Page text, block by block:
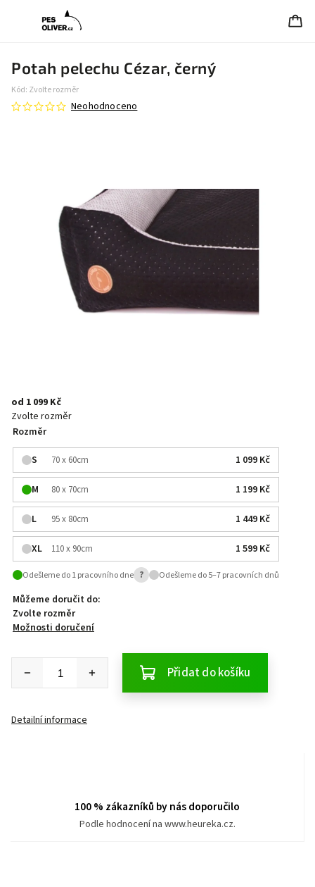
Potah pelechu Cézar, černý
Kód: Zvolte rozměr
Neohodnoceno
od 1 099 Kč
Zvolte rozměr
Rozměr
S
70 x 60cm 1 099 Kč
M 80 x 70cm 1 199 Kč
L 95 x 80cm 1 449 Kč
XL 110 x 90cm 1 599 Kč
Odešleme do 1 pracovního dne ? Odešleme do 5–7 pracovních dnů
Můžeme doručit do:
Zvolte rozměr
Možnosti doručení
Přidat do košíku
Detailní informace
100 % zákazníků by nás doporučilo
Podle hodnocení na www.heureka.cz.